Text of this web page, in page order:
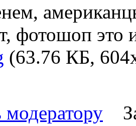
фотошоп это
(63.76 КБ,